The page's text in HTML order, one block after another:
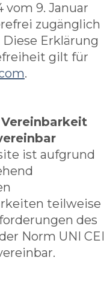
vom 9. Januar
zugänglich
Diese Erklärung
gilt für
.
ist aufgrund
teilweise
des
Norm UNI CEI